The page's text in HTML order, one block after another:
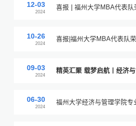
12-03
2024
喜报 | 福州大学MBA代表队
10-26
2024
喜报|福州大学MBA代表队
09-03
2024
精英汇聚 载梦启航丨经济
06-30
2024
福州大学经济与管理学院